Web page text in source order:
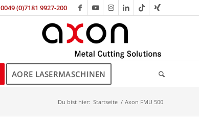
0049 (0)7181 9927-200
AORE LASERMASCHINEN
Du bist hier: Startseite / Axon FMU 500